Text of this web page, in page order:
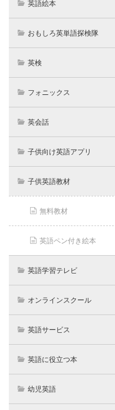
英語絵本
おもしろ英単語探検隊
英検
フォニックス
英会話
子供向け英語アプリ
子供英語教材
無料教材
英語ペン付き絵本
英語学習テレビ
オンラインスクール
英語サービス
英語に役立つ本
幼児英語